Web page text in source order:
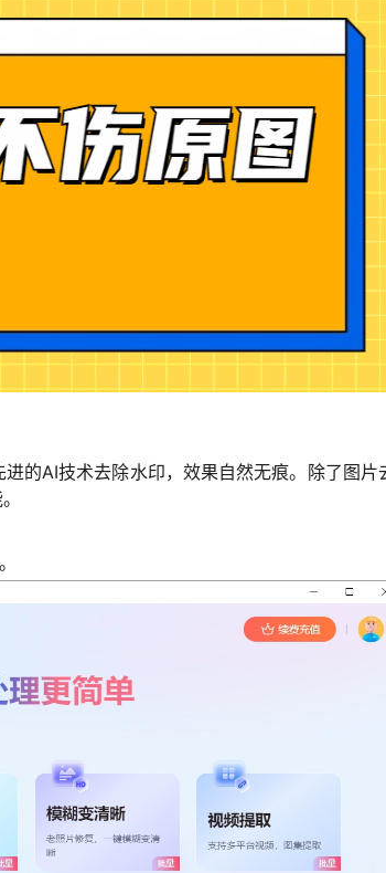
的AI技术去除水印，效果自然无痕。除了图